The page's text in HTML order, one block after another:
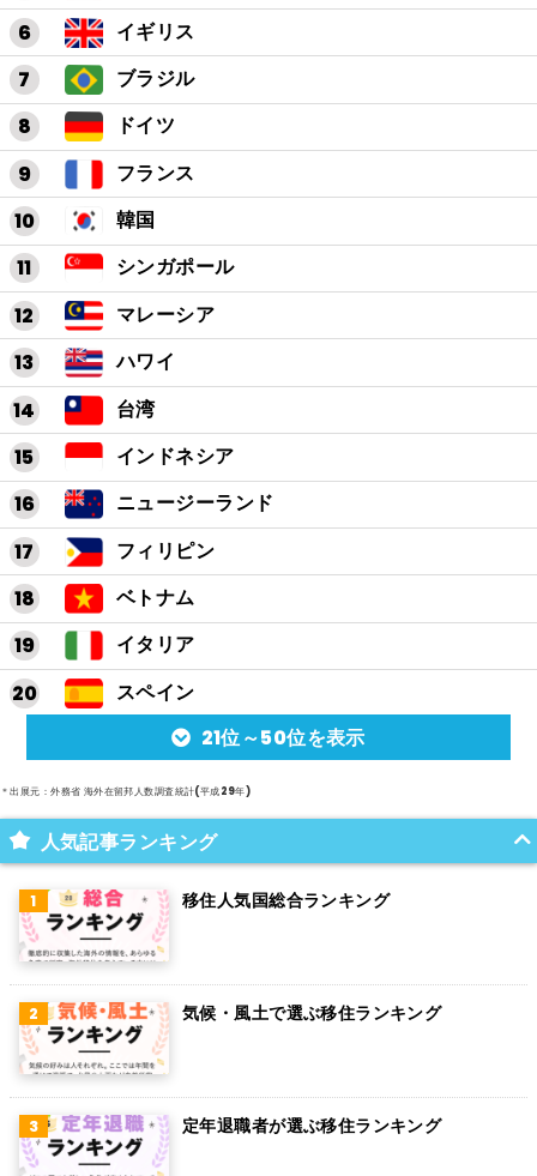
イギリス
ブラジル
ドイツ
フランス
韓国
シンガポール
マレーシア
ハワイ
台湾
インドネシア
ニュージーランド
フィリピン
ベトナム
イタリア
スペイン
アルゼンチン
メキシコ
スイス
オランダ
グアム
パラグアイ
アラブ首長国連邦
スウェーデン
21位～50位を表示
＊出展元：外務省 海外在留邦人数調査統計(平成29年)
人気記事ランキング
移住人気国総合ランキング
気候・風土で選ぶ移住ランキング
定年退職者が選ぶ移住ランキング